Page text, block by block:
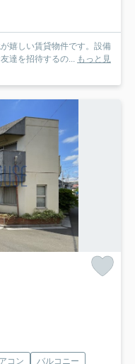
嬉しい賃貸物件です。設備
達を招待するの... もっと見
コン バルコニー